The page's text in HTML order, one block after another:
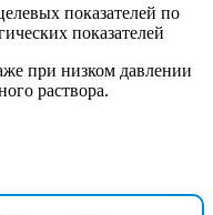
показателей по
показателей
при низком давлении
раствора.